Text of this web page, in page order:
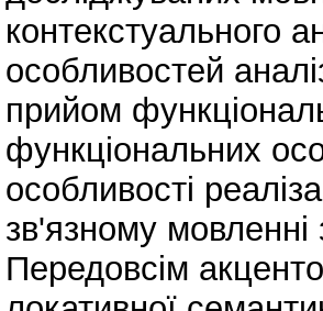
контекстуального
особливостей
прийом
функціональних
особливості
зв'язному мовленні
Передовсім